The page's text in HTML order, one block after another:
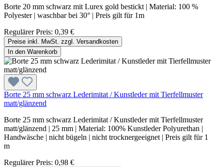
Borte 20 mm schwarz mit Lurex gold bestickt | Material: 100 %
Polyester | waschbar bei 30° | Preis gilt für 1m
Regulärer Preis: 0,39 €
Preise inkl. MwSt. zzgl. Versandkosten
In den Warenkorb
Borte 25 mm schwarz Lederimitat / Kunstleder mit Tierfellmuster
matt/glänzend
Borte 25 mm schwarz Lederimitat / Kunstleder mit Tierfellmuster
matt/glänzend | 25 mm | Material: 100% Kunstleder Polyurethan |
Handwäsche | nicht bügeln | nicht trocknergeeignet | Preis gilt für 1
m
Regulärer Preis: 0,98 €